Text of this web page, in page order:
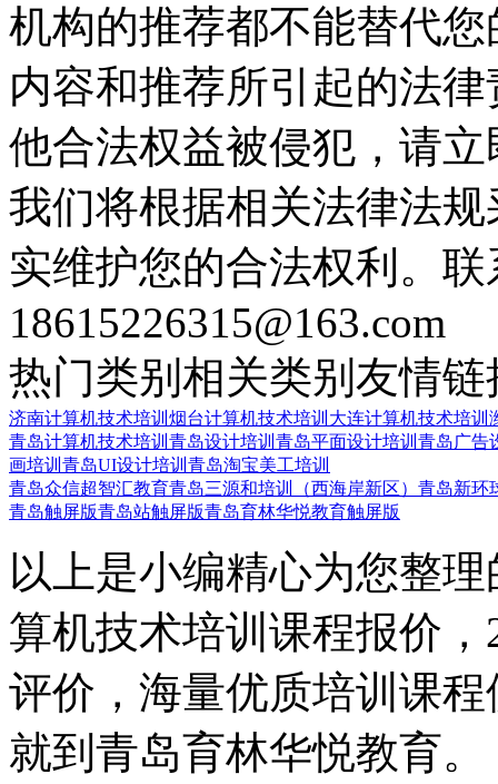
机构的推荐都不能替代
内容和推荐所引起的法
他合法权益被侵犯，请
我们将根据相关法律法
实维护您的合法权利。
18615226315@163.com
热门类别 相关类别 友情链
济南计算机技术培训 烟台计算机技术培训 大连计算机技术培训
青岛计算机技术培训 青岛设计培训 青岛平面设计培训 青岛广告
画培训 青岛UI设计培训 青岛淘宝美工培训
青岛众信超智汇教育青岛三源和培训（西海岸新区） 青岛新环
青岛触屏版青岛站触屏版青岛育林华悦教育触屏版
以上是小编精心为您整
算机技术培训课程报价
评价，海量优质培训课
就到青岛育林华悦教育。